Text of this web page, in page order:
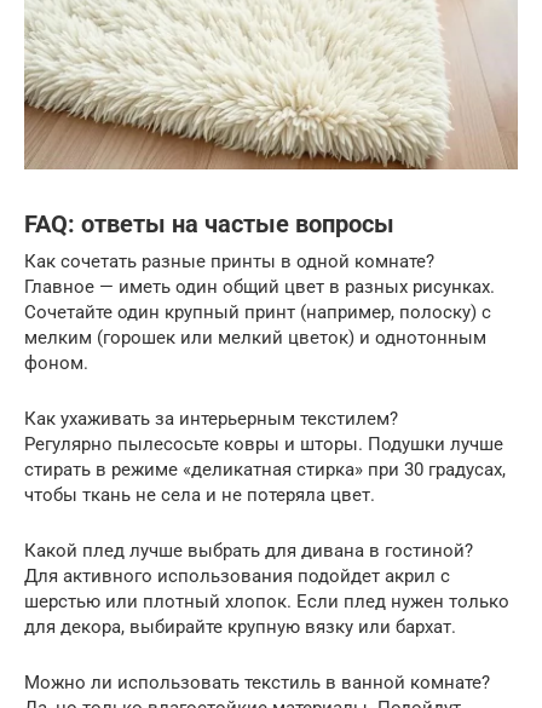
FAQ: ответы на частые вопросы
Как сочетать разные принты в одной комнате?
Главное — иметь один общий цвет в разных рисунках.
Сочетайте один крупный принт (например, полоску) с
мелким (горошек или мелкий цветок) и однотонным
фоном.
Как ухаживать за интерьерным текстилем?
Регулярно пылесосьте ковры и шторы. Подушки лучше
стирать в режиме «деликатная стирка» при 30 градусах,
чтобы ткань не села и не потеряла цвет.
Какой плед лучше выбрать для дивана в гостиной?
Для активного использования подойдет акрил с
шерстью или плотный хлопок. Если плед нужен только
для декора, выбирайте крупную вязку или бархат.
Можно ли использовать текстиль в ванной комнате?